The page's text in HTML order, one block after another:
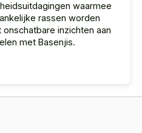
waarmee
rassen worden
inzichten aan
met Basenjis.